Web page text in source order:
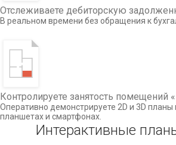
Отслеживаете дебиторскую
В реальном времени без обращения к
Контролируете занятость помещений
Оперативно демонстрируете 2D и 3D
планшетах и смартфонах.
Интерактивные